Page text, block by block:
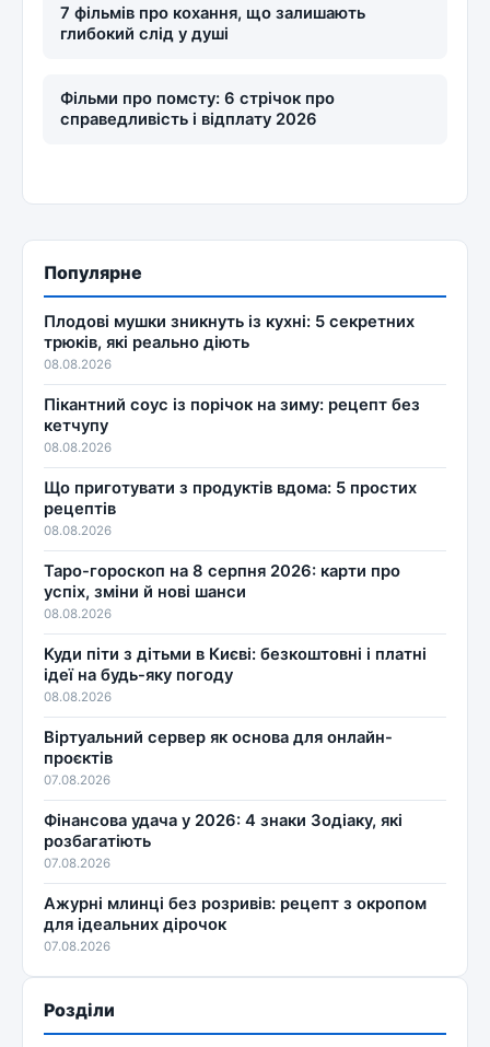
7 фільмів про кохання, що залишають
глибокий слід у душі
Фільми про помсту: 6 стрічок про
справедливість і відплату 2026
Популярне
Плодові мушки зникнуть із кухні: 5 секретних
трюків, які реально діють
08.08.2026
Пікантний соус із порічок на зиму: рецепт без
кетчупу
08.08.2026
Що приготувати з продуктів вдома: 5 простих
рецептів
08.08.2026
Таро-гороскоп на 8 серпня 2026: карти про
успіх, зміни й нові шанси
08.08.2026
Куди піти з дітьми в Києві: безкоштовні і платні
ідеї на будь-яку погоду
08.08.2026
Віртуальний сервер як основа для онлайн-
проєктів
07.08.2026
Фінансова удача у 2026: 4 знаки Зодіаку, які
розбагатіють
07.08.2026
Ажурні млинці без розривів: рецепт з окропом
для ідеальних дірочок
07.08.2026
Розділи